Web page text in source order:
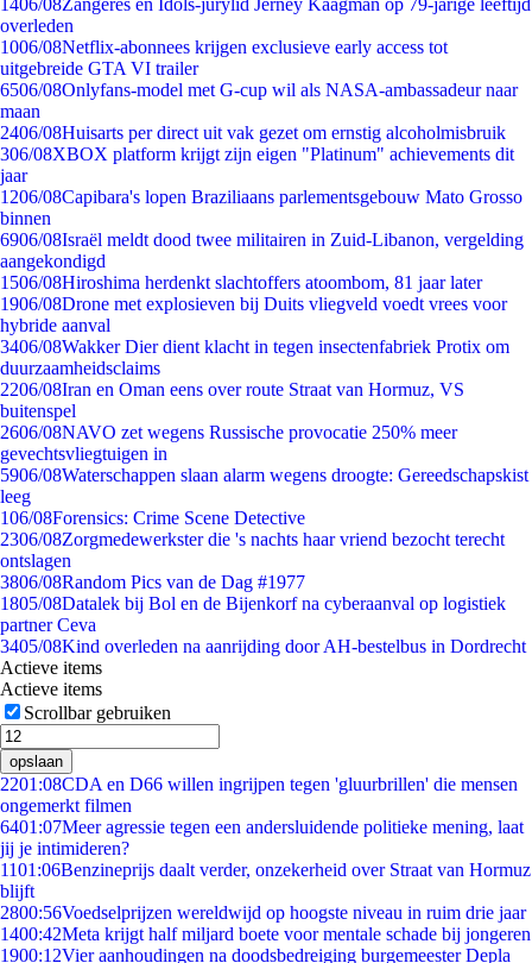
1406/08Zangeres en Idols-jurylid Jerney Kaagman op 79-jarige leeftijd
overleden
1006/08Netflix-abonnees krijgen exclusieve early access tot
uitgebreide GTA VI trailer
6506/08Onlyfans-model met G-cup wil als NASA-ambassadeur naar
maan
2406/08Huisarts per direct uit vak gezet om ernstig alcoholmisbruik
306/08XBOX platform krijgt zijn eigen "Platinum" achievements dit
jaar
1206/08Capibara's lopen Braziliaans parlementsgebouw Mato Grosso
binnen
6906/08Israël meldt dood twee militairen in Zuid-Libanon, vergelding
aangekondigd
1506/08Hiroshima herdenkt slachtoffers atoombom, 81 jaar later
1906/08Drone met explosieven bij Duits vliegveld voedt vrees voor
hybride aanval
3406/08Wakker Dier dient klacht in tegen insectenfabriek Protix om
duurzaamheidsclaims
2206/08Iran en Oman eens over route Straat van Hormuz, VS
buitenspel
2606/08NAVO zet wegens Russische provocatie 250% meer
gevechtsvliegtuigen in
5906/08Waterschappen slaan alarm wegens droogte: Gereedschapskist
leeg
106/08Forensics: Crime Scene Detective
2306/08Zorgmedewerkster die 's nachts haar vriend bezocht terecht
ontslagen
3806/08Random Pics van de Dag #1977
1805/08Datalek bij Bol en de Bijenkorf na cyberaanval op logistiek
partner Ceva
3405/08Kind overleden na aanrijding door AH-bestelbus in Dordrecht
Actieve items
Actieve items
Scrollbar gebruiken
opslaan
2201:08CDA en D66 willen ingrijpen tegen 'gluurbrillen' die mensen
ongemerkt filmen
6401:07Meer agressie tegen een andersluidende politieke mening, laat
jij je intimideren?
1101:06Benzineprijs daalt verder, onzekerheid over Straat van Hormuz
blijft
2800:56Voedselprijzen wereldwijd op hoogste niveau in ruim drie jaar
1400:42Meta krijgt half miljard boete voor mentale schade bij jongeren
1900:12Vier aanhoudingen na doodsbedreiging burgemeester Depla